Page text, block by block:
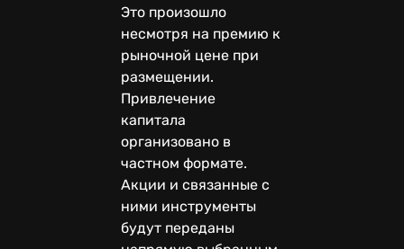
Это произошло
несмотря на премию к
рыночной цене при
размещении.
Привлечение
капитала
организовано в
частном формате.
Акции и связанные с
ними инструменты
будут переданы